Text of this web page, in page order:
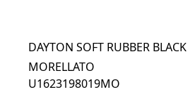
DAYTON SOFT RUBBER BLACK
MORELLATO
U1623198019MO